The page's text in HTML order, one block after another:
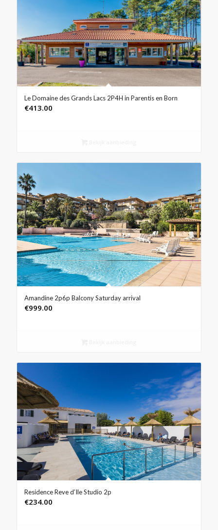
Le Domaine des Grands Lacs 2P4H in Parentis en Born
€413.00
Amandine 2p6p Balcony Saturday arrival
€999.00
Residence Reve d’Ile Studio 2p
€234.00